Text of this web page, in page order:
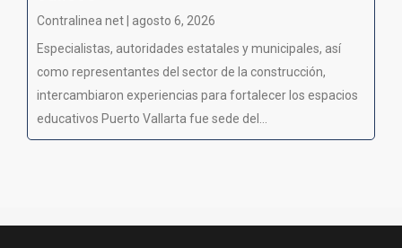
Contralinea net | agosto 6, 2026
Especialistas, autoridades estatales y municipales, así
como representantes del sector de la construcción,
intercambiaron experiencias para fortalecer los espacios
educativos Puerto Vallarta fue sede del...